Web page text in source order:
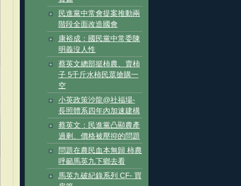
民進黨中常會提案推動兩
階段全面改造國會
康裕成：國民黨中常委陳
明義沒人性
蔡英文總部挺柿農、賣柿
子 5千斤水柿民眾搶購一
空
小英政策沙龍@社福場-
長照體系四年內加速建構
蔡英文：民進黨凸顯農產
過剩、價格被壓抑的問題
問題在農民血本無歸 柿農
呼籲馬英九下鄉去看
馬英九破紀錄系列 CF- 買